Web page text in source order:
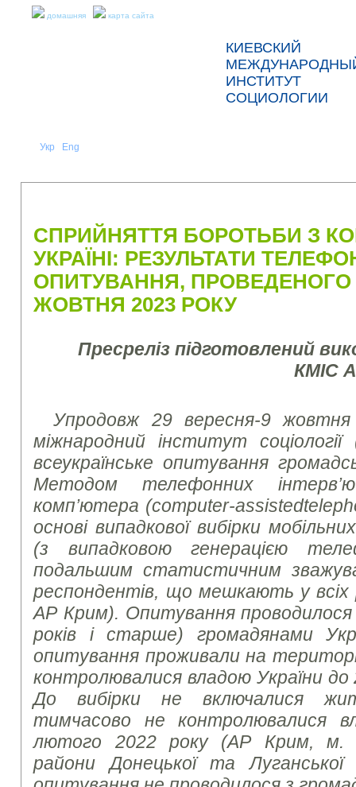
домашняя карта сайта
КИЕВСКИЙ
ИНСТИТУТ
СОЦИОЛОГИИ
Укр Eng
СПРИЙНЯТТЯ БОРОТЬБИ З
УКРАЇНІ: РЕЗУЛЬТАТИ
ОПИТУВАННЯ, ПРОВЕДЕНОГО
ЖОВТНЯ 2023 РОКУ
Пресреліз підготовлений
КМІС
Упродовж 29 вересня-9 жовтня
міжнародний інститут
всеукраїнське опитування
Методом телефонних
комп’ютера (computer-assisted
основі випадкової вибірки
(з випадковою генерацією
подальшим статистичним
респондентів, що мешкають у всіх
АР Крим). Опитування проводилося
років і старше) громадянами
опитування проживали на
контролювалися владою України
До вибірки не включалися
тимчасово не контролювалися
лютого 2022 року (АР Крим, м.
райони Донецької та